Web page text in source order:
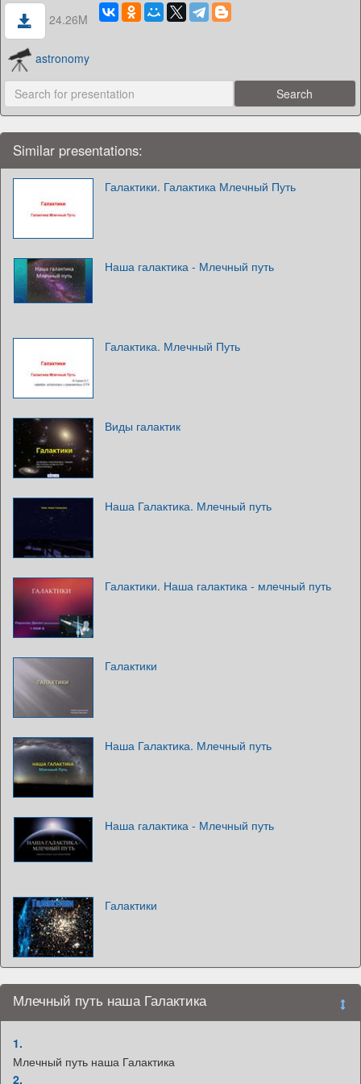
24.26M
astronomy
Similar presentations:
Галактики. Галактика Млечный Путь
Наша галактика - Млечный путь
Галактика. Млечный Путь
Виды галактик
Наша Галактика. Млечный путь
Галактики. Наша галактика - млечный путь
Галактики
Наша Галактика. Млечный путь
Наша галактика - Млечный путь
Галактики
Млечный путь наша Галактика
1.
Млечный путь наша Галактика
2.